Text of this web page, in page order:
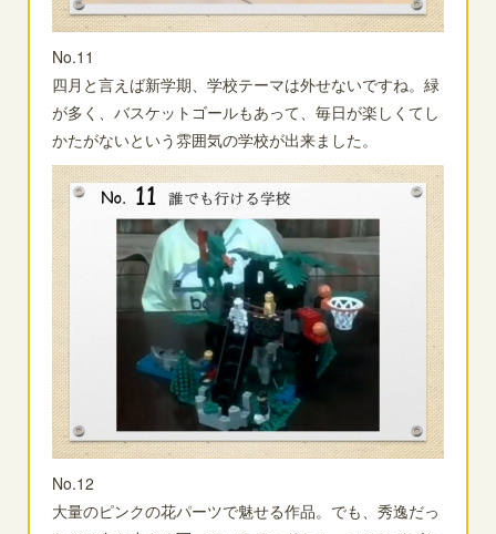
No.11
四月と言えば新学期、学校テーマは外せないですね。緑
が多く、バスケットゴールもあって、毎日が楽しくてし
かたがないという雰囲気の学校が出来ました。
No.12
大量のピンクの花パーツで魅せる作品。でも、秀逸だっ